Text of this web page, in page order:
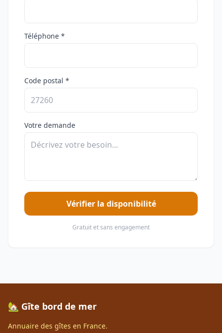
Téléphone *
Code postal *
Votre demande
Vérifier la disponibilité
Gratuit et sans engagement
🏡 Gîte bord de mer
Annuaire des gîtes en France.